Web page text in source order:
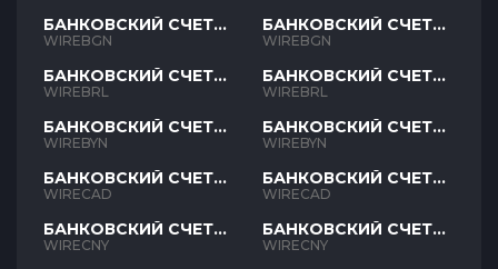
БАНКОВСКИЙ СЧЕТ
BGN
WIREBGN
БАНКОВСКИЙ СЧЕТ
BRL
WIREBRL
БАНКОВСКИЙ СЧЕТ
BYN
WIREBYN
БАНКОВСКИЙ СЧЕТ
CAD
WIRECAD
БАНКОВСКИЙ СЧЕТ
CNY
WIRECNY
БАНКОВСКИЙ СЧЕТ
BGN
WIREBGN
БАНКОВСКИЙ СЧЕТ
BRL
WIREBRL
БАНКОВСКИЙ СЧЕТ
BYN
WIREBYN
БАНКОВСКИЙ СЧЕТ
CAD
WIRECAD
БАНКОВСКИЙ СЧЕТ
CNY
WIRECNY